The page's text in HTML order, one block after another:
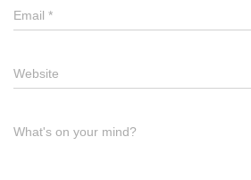
Email *
Website
What's on your mind?